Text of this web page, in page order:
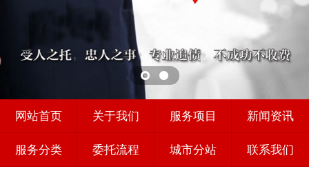
网站首页 关于我们 服务项目 新闻资讯
服务分类 委托流程 城市分站 联系我们